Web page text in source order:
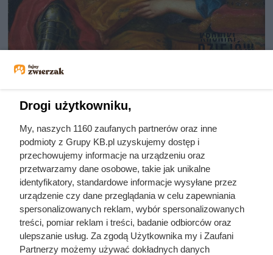
Dlaczego nikt nie chciał poślubić
Odpowiedź zaskakuje
Drogi użytkowniku,
My, naszych 1160 zaufanych partnerów oraz inne
podmioty z Grupy KB.pl uzyskujemy dostęp i
przechowujemy informacje na urządzeniu oraz
przetwarzamy dane osobowe, takie jak unikalne
identyfikatory, standardowe informacje wysyłane przez
urządzenie czy dane przeglądania w celu zapewniania
spersonalizowanych reklam, wybór spersonalizowanych
treści, pomiar reklam i treści, badanie odbiorców oraz
ulepszanie usług. Za zgodą Użytkownika my i Zaufani
Partnerzy możemy używać dokładnych danych